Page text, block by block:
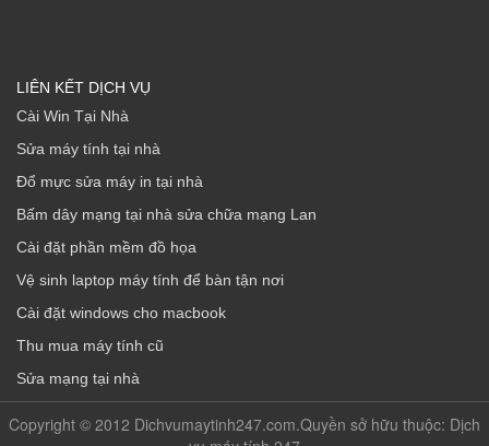
LIÊN KẾT DỊCH VỤ
Cài Win Tại Nhà
Sửa máy tính tại nhà
Đổ mực sửa máy in tại nhà
Bấm dây mạng tại nhà sửa chữa mạng Lan
Cài đặt phần mềm đồ họa
Vệ sinh laptop máy tính để bàn tận nơi
Cài đặt windows cho macbook
Thu mua máy tính cũ
Sửa mạng tại nhà
Copyright © 2012 Dichvumaytinh247.com.Quyền sở hữu thuộc: Dịch